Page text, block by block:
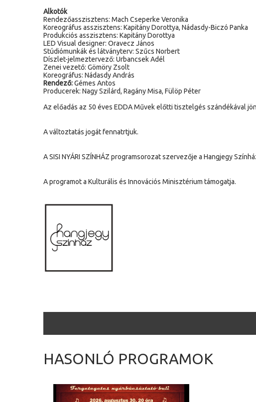
Alkotók
Rendezőasszisztens: Mach Cseperke Veronika
Koreográfus asszisztens: Kapitány Dorottya, Nádasdy-Biczó Panka
Produkciós asszisztens: Kapitány Dorottya
LED Visual designer: Oravecz János
Stúdiómunkák és látványterv: Szűcs Norbert
Díszlet-jelmeztervező: Urbancsek Adél
Zenei vezető: Gömöry Zsolt
Koreográfus: Nádasdy András
Rendező:Gémes Antos
Producerek: Nagy Szilárd, Ragány Misa, Fülöp Péter
Az előadás az 50 éves EDDA Művek előtti tisztelgés szándékával
A változtatás jogát fennatrtjuk.
A SISI NYÁRI SZÍNHÁZ programsorozat szervezője a Hangjegy
A programot a Kulturális és Innovációs Minisztérium támogatja.
HASONLÓ PROGRAMOK